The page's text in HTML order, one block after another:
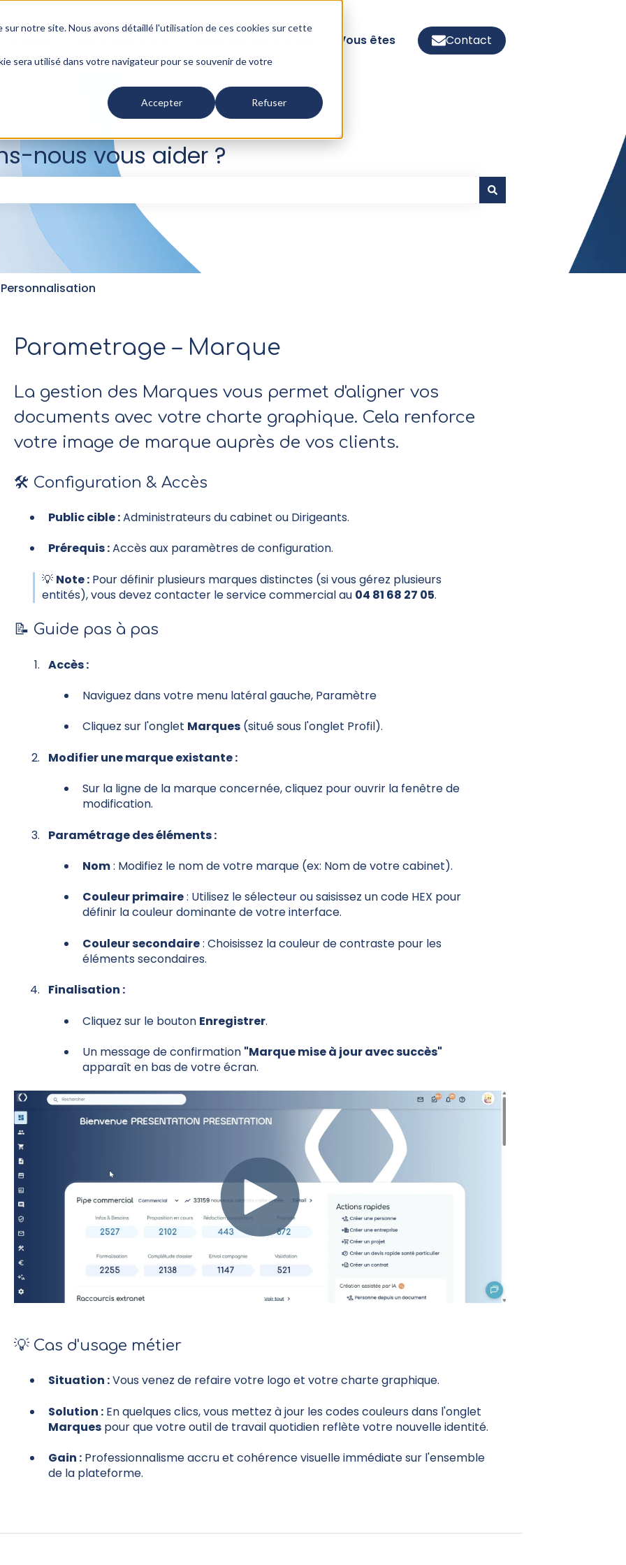
notre site. Nous avons détaillé l'utilisation de ces cookies sur cette
sera utilisé dans votre navigateur pour se souvenir de votre
Accepter Refuser
Vous êtes Contact
nous vous aider ?
de recherche est vide.
Personnalisation
Parametrage – Marque
La gestion des Marques vous permet d'aligner vos
documents avec votre charte graphique. Cela renforce
votre image de marque auprès de vos clients.
🛠️ Configuration & Accès
Public cible :Administrateurs du cabinet ou Dirigeants.
Prérequis :Accès aux paramètres de configuration.
💡 Note :Pour définir plusieurs marques distinctes (si vous gérez plusieurs
entités), vous devez contacter le service commercial au 04 81 68 27 05.
📝 Guide pas à pas
Accès :
Naviguez dans votre menu latéral gauche, Paramètre
Cliquez sur l'onglet Marques(situé sous l'onglet Profil).
Modifier une marque existante :
Sur la ligne de la marque concernée, cliquez pour ouvrir la fenêtre de
modification.
Paramétrage des éléments :
Nom: Modifiez le nom de votre marque (ex: Nom de votre cabinet).
Couleur primaire: Utilisez le sélecteur ou saisissez un code HEX pour
définir la couleur dominante de votre interface.
Couleur secondaire: Choisissez la couleur de contraste pour les
éléments secondaires.
Finalisation :
Cliquez sur le bouton Enregistrer.
Un message de confirmation "Marque mise à jour avec succès"
apparaît en bas de votre écran.
💡 Cas d'usage métier
Situation :Vous venez de refaire votre logo et votre charte graphique.
Solution :En quelques clics, vous mettez à jour les codes couleurs dans l'onglet
Marquespour que votre outil de travail quotidien reflète votre nouvelle identité.
Gain :Professionnalisme accru et cohérence visuelle immédiate sur l'ensemble
de la plateforme.